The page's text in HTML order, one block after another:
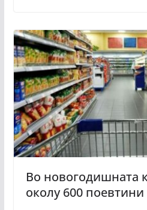
Во новогодишната
околу 600